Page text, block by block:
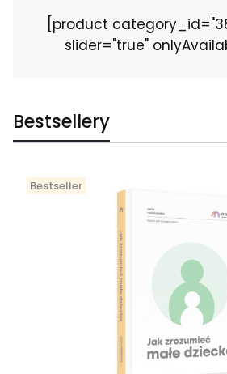
[product
slider="true"
Bestsellery
Bestseller